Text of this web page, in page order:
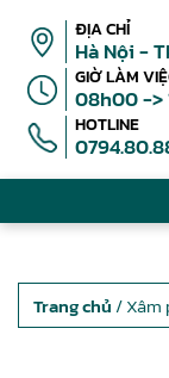
ĐỊA CHỈ
Hà Nội -
GIỜ LÀM
08h00 ->
HOTLINE
Trang chủ /